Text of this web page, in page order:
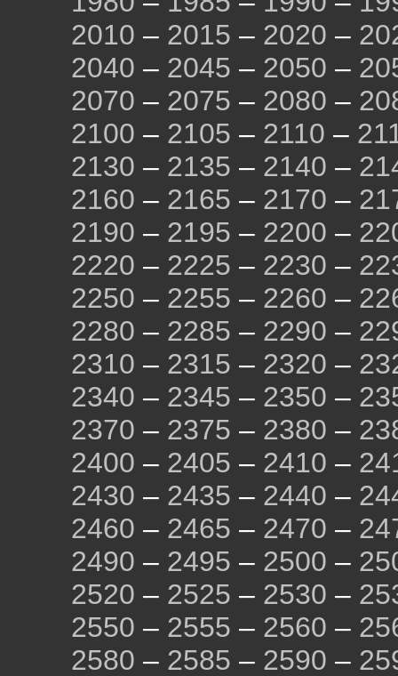
2010 – 2015 – 2020 –
2040 – 2045 – 2050 –
2070 – 2075 – 2080 –
2100 – 2105 – 2110 –
2130 – 2135 – 2140 –
2160 – 2165 – 2170 –
2190 – 2195 – 2200 –
2220 – 2225 – 2230 –
2250 – 2255 – 2260 –
2280 – 2285 – 2290 –
2310 – 2315 – 2320 –
2340 – 2345 – 2350 –
2370 – 2375 – 2380 –
2400 – 2405 – 2410 –
2430 – 2435 – 2440 –
2460 – 2465 – 2470 –
2490 – 2495 – 2500 –
2520 – 2525 – 2530 –
2550 – 2555 – 2560 –
2580 – 2585 – 2590 –